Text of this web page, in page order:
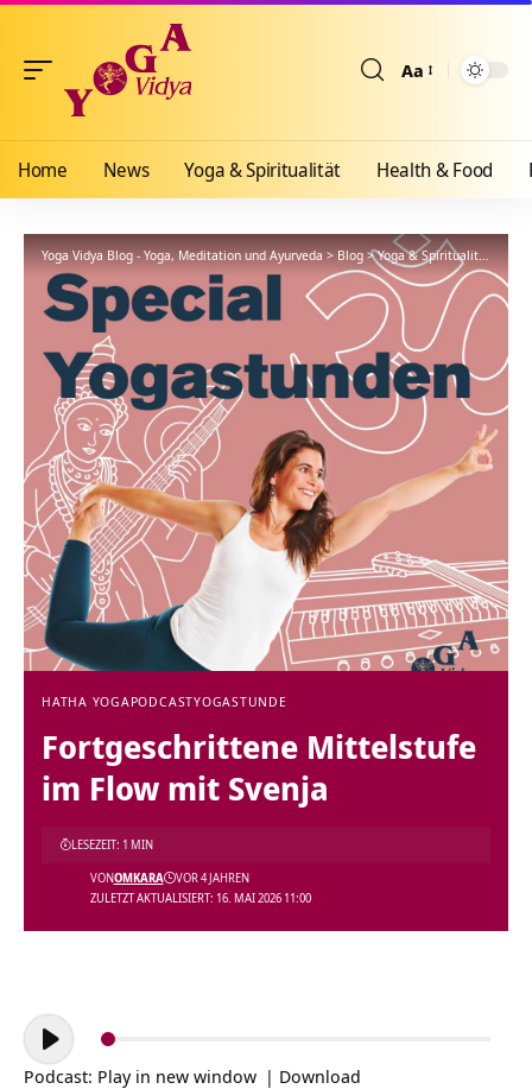
Aa
Home News Yoga & Spiritualität Health & Food
Yoga Vidya Blog - Yoga, Meditation und Ayurveda>Blog>Yoga & Spiritualität >
HATHA YOGAPODCASTYOGASTUNDE
Fortgeschrittene Mittelstufe
im Flow mit Svenja
ZULETZT AKTUALISIERT: 16. MAI 2026 11:00
VONOMKARA VOR 4 JAHREN
LESEZEIT: 1 MIN
Audio-
Player
Podcast: Play in new window | Download